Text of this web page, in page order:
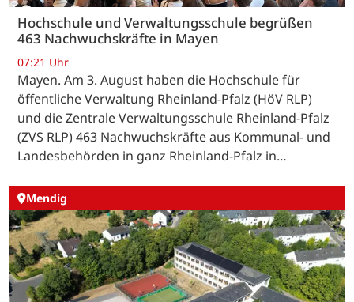
Hochschule und Verwaltungsschule begrüßen
463 Nachwuchskräfte in Mayen
07:21 Uhr
Mayen. Am 3. August haben die Hochschule für
öffentliche Verwaltung Rheinland-Pfalz (HöV RLP)
und die Zentrale Verwaltungsschule Rheinland-Pfalz
(ZVS RLP) 463 Nachwuchskräfte aus Kommunal- und
Landesbehörden in ganz Rheinland-Pfalz in…
Mendig